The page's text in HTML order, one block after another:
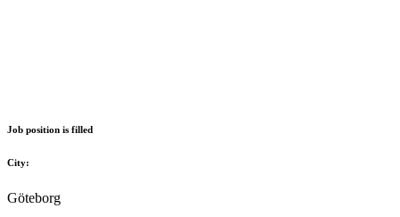
Job position is filled
City:
Göteborg